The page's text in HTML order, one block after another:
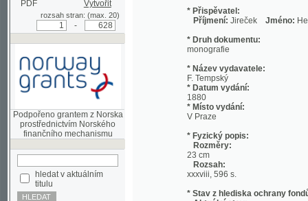
Podpořeno grantem z Norska
prostřednictvím Norského
hledat v aktuálním
titulu
Pokročilé vyhledávání
* Druh dokumentu:
monografie
* Název vydavatele:
F. Tempský
1880
* Místo vydání:
V Praze
* Fyzický popis:
Rozměry:
Rozsah:
xxxviii, 596 s.
* Stav z hlediska ochrany fondů:
Aktuální stav:
nekvalitní a poškozená předloha;
* Jazyk: